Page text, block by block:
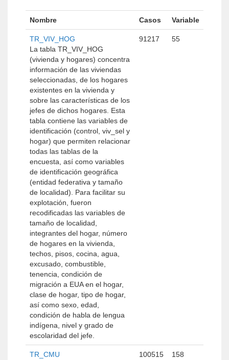
Nombre Casos Variable
TR_VIV_HOG
La tabla TR_VIV_HOG
(vivienda y hogares) concentra
información de las viviendas
seleccionadas, de los hogares
existentes en la vivienda y
sobre las características de los
jefes de dichos hogares. Esta
tabla contiene las variables de
identificación (control, viv_sel y
hogar) que permiten relacionar
todas las tablas de la
encuesta, así como variables
de identificación geográfica
(entidad federativa y tamaño
de localidad). Para facilitar su
explotación, fueron
recodificadas las variables de
tamaño de localidad,
integrantes del hogar, número
de hogares en la vivienda,
techos, pisos, cocina, agua,
excusado, combustible,
tenencia, condición de
migración a EUA en el hogar,
clase de hogar, tipo de hogar,
así como sexo, edad,
condición de habla de lengua
indígena, nivel y grado de
escolaridad del jefe.
91217 55
TR_CMU
100515 158